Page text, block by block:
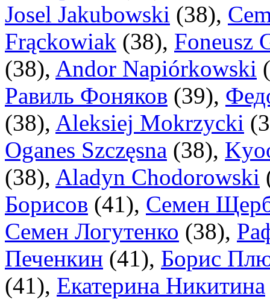
Josel Jakubowski (38),
Frąckowiak (38), Foneusz
(38), Andor Napiórkowski (
Равиль Фоняков (39),
(38), Aleksiej Mokrzycki (
Oganes Szczęsna (38),
(38), Aladyn Chodorowski
Борисов (41), Семен
Семен Логутенко (38),
Печенкин (41), Борис
(41), Екатерина Никитина